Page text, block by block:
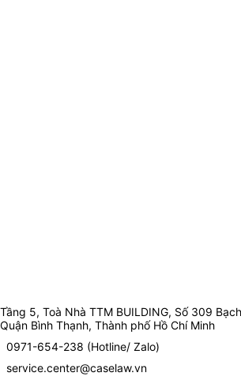
Tầng 5, Toà Nhà TTM BUILDING, Số 309
Quận Bình Thạnh, Thành phố Hồ Chí Minh
0971-654-238 (Hotline/ Zalo)
service.center@caselaw.vn